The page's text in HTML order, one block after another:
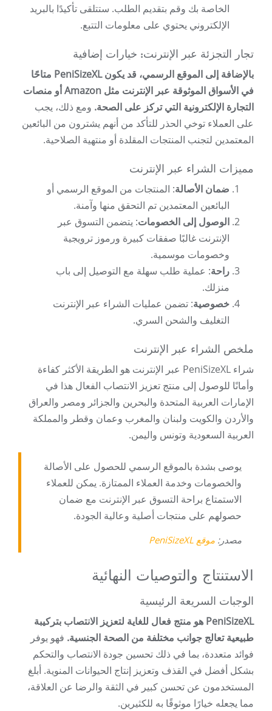
الخاصة بك وقم بتقديم الطلب. ستتلقى تأكيدًا بالبريد
الإلكتروني يحتوي على معلومات التتبع.
تجار التجزئة عبر الإنترنت: خيارات إضافية
بالإضافة إلى الموقع الرسمي، قد يكون PeniSizeXL متاحًا
في الأسواق الموثوقة عبر الإنترنت مثل Amazon أو منصات
التجارة الإلكترونية التي تركز على الصحة. ومع ذلك، يجب
على العملاء توخي الحذر للتأكد من أنهم يشترون من البائعين
المعتمدين لتجنب المنتجات المقلدة أو منتهية الصلاحية.
مميزات الشراء عبر الإنترنت
ضمان الأصالة: المنتجات من الموقع الرسمي أو
البائعين المعتمدين تم التحقق منها وآمنة.
الوصول إلى الخصومات: يتضمن التسوق عبر
الإنترنت غالبًا صفقات كبيرة ورموز ترويجية
وخصومات موسمية.
راحة: عملية طلب سهلة مع التوصيل إلى باب
منزلك.
خصوصية: تضمن عمليات الشراء عبر الإنترنت
التغليف والشحن السري.
ملخص الشراء عبر الإنترنت
شراء PeniSizeXL عبر الإنترنت هو الطريقة الأكثر كفاءة
وأمانًا للوصول إلى منتج تعزيز الانتصاب الفعال هذا في
الإمارات العربية المتحدة والبحرين والجزائر ومصر والعراق
والأردن والكويت ولبنان والمغرب وعمان وقطر والمملكة
العربية السعودية وتونس واليمن.
يوصى بشدة بالموقع الرسمي للحصول على الأصالة
والخصومات وخدمة العملاء الممتازة. يمكن للعملاء
الاستمتاع براحة التسوق عبر الإنترنت مع ضمان
حصولهم على منتجات أصلية وعالية الجودة.
مصدر: موقع PeniSizeXL
الاستنتاج والتوصيات النهائية
الوجبات السريعة الرئيسية
PeniSizeXL هو منتج فعال للغاية لتعزيز الانتصاب بتركيبة
طبيعية تعالج جوانب مختلفة من الصحة الجنسية. فهو يوفر
فوائد متعددة، بما في ذلك تحسين جودة الانتصاب والتحكم
بشكل أفضل في القذف وتعزيز إنتاج الحيوانات المنوية. أبلغ
المستخدمون عن تحسن كبير في الثقة والرضا عن العلاقة،
مما يجعله خيارًا موثوقًا به للكثيرين.